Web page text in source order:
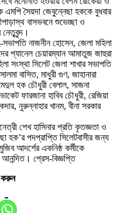
এমপি সৈয়দা জেবুন্নেছা হককে বুধবার
বাসভবনে শুভেচ্ছা ও
নাজনীন হোসেন, জেলা মহিলা
প্যানেল চেয়ারম্যান আমাতুজ জাহুরা
সংস্থা সিলেট জেলা শাখার সভাপতি
বাসিত, মাধুরী গুণ, জাহানারা
হক চৌধুরী বেলাল, সাজনা
ফারজানা হাবিব চৌধুরী, রেজিয়া
নুরুন্নাহার খানম, বীনা সরকার
শেখ হাসিনার প্রতি কৃতজ্ঞতা ও
হক’র পদপ্রাপ্তি সিলেটবাসীর জন্য
আদর্শের একনিষ্ঠ কর্মীকে
প্রেস-বিজ্ঞপ্তি
করুন